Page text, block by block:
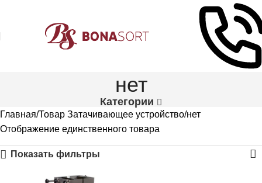
нет
Категории
Главная Товар Затачивающее устройство нет
Отображение единственного товара
Показать фильтры